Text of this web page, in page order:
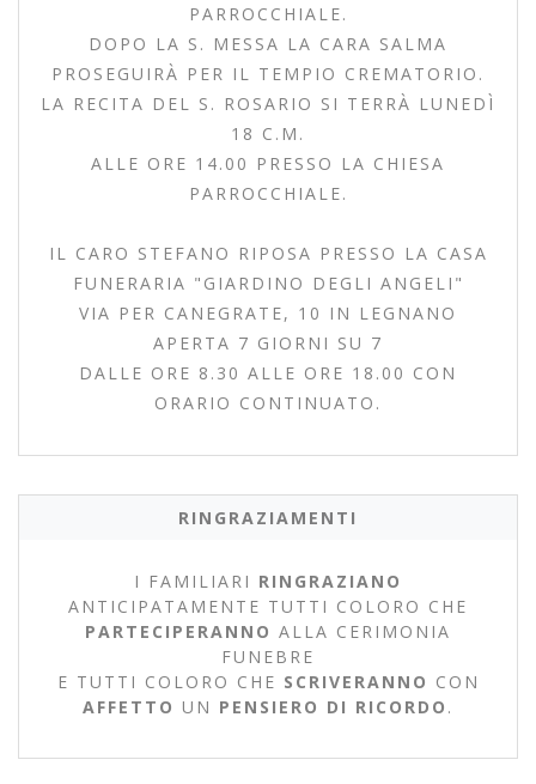
PARROCCHIALE.
DOPO LA S. MESSA LA CARA SALMA
PROSEGUIRÀ PER IL TEMPIO CREMATORIO.
LA RECITA DEL S. ROSARIO SI TERRÀ LUNEDÌ
18 C.M.
ALLE ORE 14.00 PRESSO LA CHIESA
PARROCCHIALE.
IL CARO STEFANO RIPOSA PRESSO LA CASA
FUNERARIA "GIARDINO DEGLI ANGELI"
VIA PER CANEGRATE, 10 IN LEGNANO
APERTA 7 GIORNI SU 7
DALLE ORE 8.30 ALLE ORE 18.00 CON
ORARIO CONTINUATO.
RINGRAZIAMENTI
I FAMILIARI RINGRAZIANO
ANTICIPATAMENTE TUTTI COLORO CHE
PARTECIPERANNO ALLA CERIMONIA
FUNEBRE
E TUTTI COLORO CHE SCRIVERANNO CON
AFFETTO UN PENSIERO DI RICORDO .